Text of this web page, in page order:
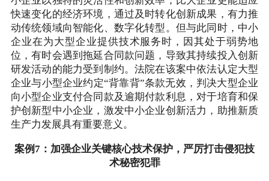
快速变化的经济环境，通过及时转化创新成果，有力推
动传统领域向智能化、数字化转型。但与此同时，中小
企业在为大型企业提供技术服务时，因其处于弱势地
位，有时会遇到拖延合同款问题，导致其持续投入创新
研发活动的能力受到制约。法院在该案中依法认定大型
企业与小型企业约定“背靠背”条款无效，判决大型企业
向小型企业支付合同款及逾期付款利息，对于培育和保
护创新型中小企业，激发中小企业创新活力，助推新质
生产力发展具有重要意义。
案例7：加强企业关键核心技术保护，严厉打击侵犯技
术秘密犯罪